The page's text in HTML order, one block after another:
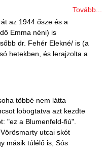
Tovább...
az 1944 ősze és a
Emma néni) is
dr. Fehér Elekné/ is (a
hetekben, és lerajzolta a
többé nem látta
lobogtatva azt kezdte
"ez a Blumenfeld-fiú".
utcai skót
másik túlélő is, Sós